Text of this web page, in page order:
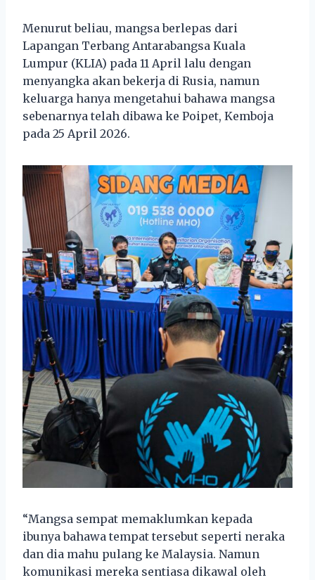
Menurut beliau, mangsa berlepas dari
Lapangan Terbang Antarabangsa Kuala
Lumpur (KLIA) pada 11 April lalu dengan
menyangka akan bekerja di Rusia, namun
keluarga hanya mengetahui bahawa mangsa
sebenarnya telah dibawa ke Poipet, Kemboja
pada 25 April 2026.
“Mangsa sempat memaklumkan kepada
ibunya bahawa tempat tersebut seperti neraka
dan dia mahu pulang ke Malaysia. Namun
komunikasi mereka sentiasa dikawal oleh